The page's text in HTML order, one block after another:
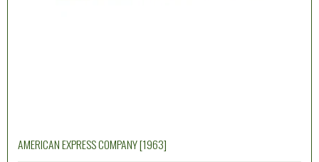
AMERICAN EXPRESS COMPANY [1963]